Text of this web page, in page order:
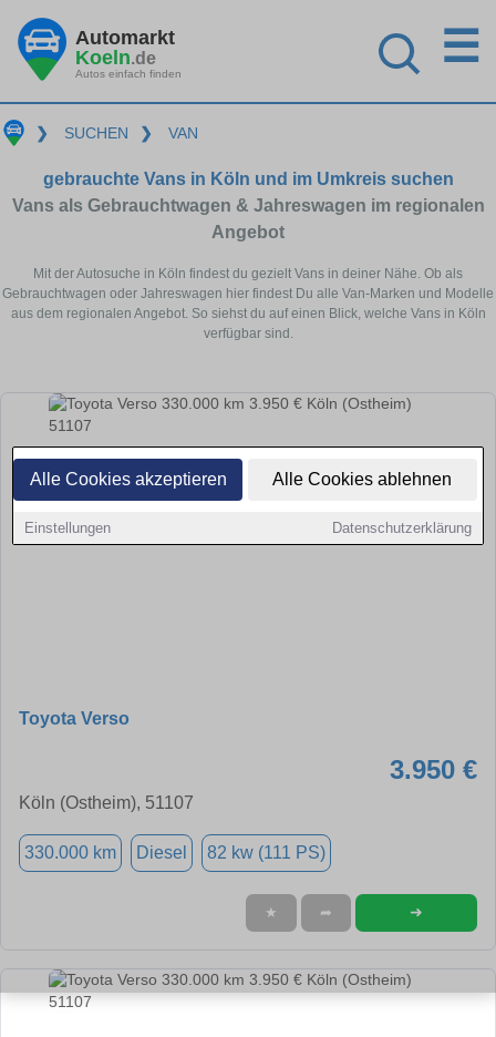
Alle Cookies akzeptieren Alle Cookies ablehnen
Einstellungen Datenschutzerklärung
Automarkt
Koeln.de
Autos einfach finden
☰
❯ SUCHEN ❯ VAN
gebrauchte Vans in Köln und im Umkreis suchen
Vans als Gebrauchtwagen & Jahreswagen im regionalen
Angebot
Mit der Autosuche in Köln findest du gezielt Vans in deiner Nähe. Ob als
Gebrauchtwagen oder Jahreswagen hier findest Du alle Van-Marken und Modelle
aus dem regionalen Angebot. So siehst du auf einen Blick, welche Vans in Köln
verfügbar sind.
Toyota Verso
3.950 €
Köln (Ostheim), 51107
330.000 km Diesel 82 kw (111 PS)
★ ➦ ➜